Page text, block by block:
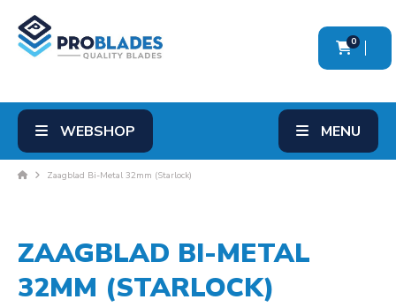
0
WEBSHOP MENU
Zaagblad Bi-Metal 32mm (Starlock)
ZAAGBLAD BI-METAL
32MM (STARLOCK)